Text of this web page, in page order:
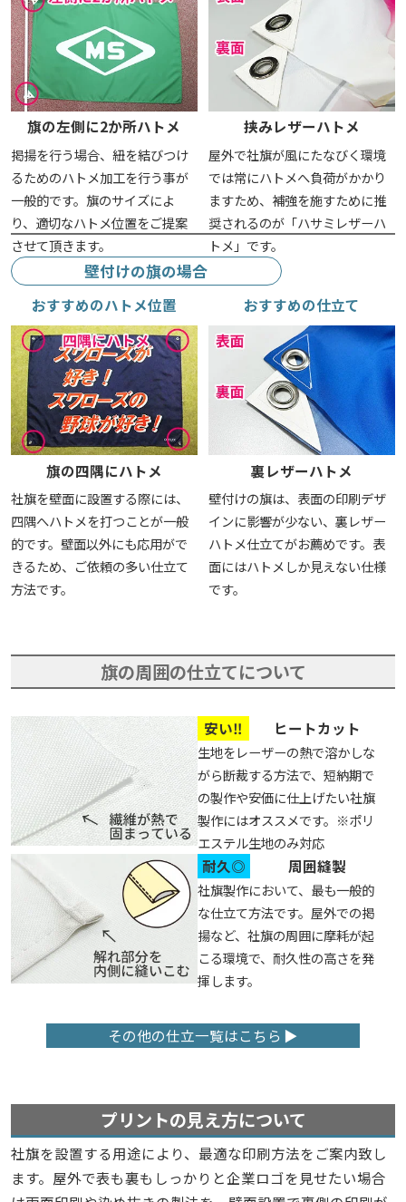
旗の左側に2か所ハトメ
掲揚を行う場合、紐を結びつけ
るためのハトメ加工を行う事が
一般的です。旗のサイズによ
り、適切なハトメ位置をご提案
させて頂きます。
挟みレザーハトメ
屋外で社旗が風にたなびく環境
では常にハトメへ負荷がかかり
ますため、補強を施すために推
奨されるのが「ハサミレザーハ
トメ」です。
壁付けの旗の場合
おすすめのハトメ位置
旗の四隅にハトメ
社旗を壁面に設置する際には、
四隅へハトメを打つことが一般
的です。壁面以外にも応用がで
きるため、ご依頼の多い仕立て
方法です。
おすすめの仕立て
裏レザーハトメ
壁付けの旗は、表面の印刷デザ
インに影響が少ない、裏レザー
ハトメ仕立てがお薦めです。表
面にはハトメしか見えない仕様
です。
旗の周囲の仕立てについて
安い‼ ヒートカット
生地をレーザーの熱で溶かしな
がら断裁する方法で、短納期で
の製作や安価に仕上げたい社旗
製作にはオススメです。※ポリ
エステル生地のみ対応
耐久◎ 周囲縫製
社旗製作において、最も一般的
な仕立て方法です。屋外での掲
揚など、社旗の周囲に摩耗が起
こる環境で、耐久性の高さを発
揮します。
その他の仕立一覧はこちら
プリントの見え方について
社旗を設置する用途により、最適な印刷方法をご案内致し
ます。屋外で表も裏もしっかりと企業ロゴを見せたい場合